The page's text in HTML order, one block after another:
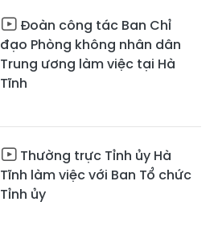
Đoàn công tác Ban Chỉ
đạo Phòng không nhân dân
Trung ương làm việc tại Hà
Tĩnh
Thường trực Tỉnh ủy Hà
Tĩnh làm việc với Ban Tổ chức
Tỉnh ủy